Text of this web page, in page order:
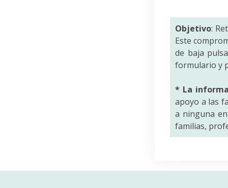
Objetivo:
Este
de baja
formulario y
* La
apoyo a las
a ninguna
familias,